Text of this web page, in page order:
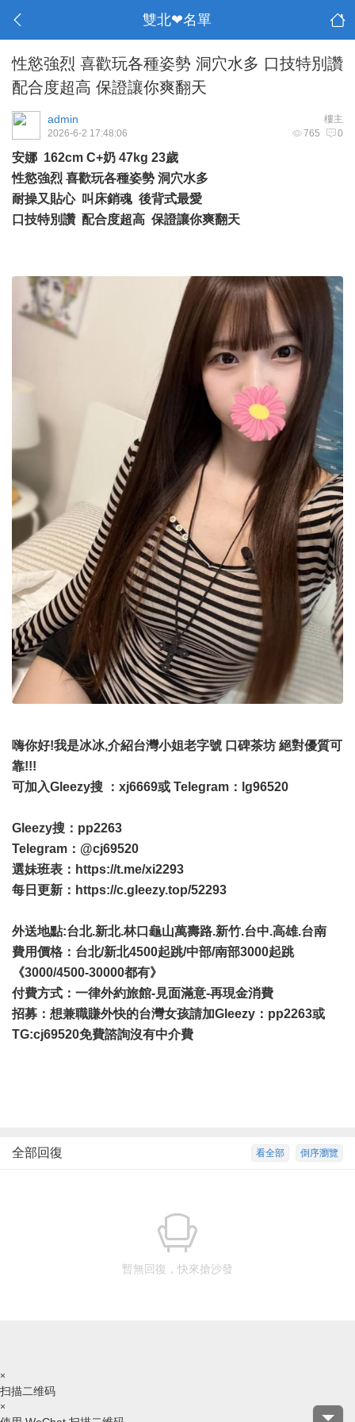
雙北❤名單
性慾強烈 喜歡玩各種姿勢 洞穴水多 口技特別讚
配合度超高 保證讓你爽翻天
樓主
admin
765 0
2026-6-2 17:48:06
安娜 162cm C+奶 47kg 23歲
性慾強烈 喜歡玩各種姿勢 洞穴水多
耐操又貼心 叫床銷魂 後背式最愛
口技特別讚 配合度超高 保證讓你爽翻天
嗨你好!我是冰冰,介紹台灣小姐老字號 口碑茶坊 絕對優質可
靠!!!
可加入Gleezy搜 ：xj6669或 Telegram：lg96520
Gleezy搜：pp2263
Telegram：@cj69520
選妹班表： https://t.me/xi2293
每日更新： https://c.gleezy.top/52293
外送地點:台北.新北.林口龜山萬壽路.新竹.台中.高雄.台南
費用價格：台北/新北4500起跳/中部/南部3000起跳
《3000/4500-30000都有》
付費方式：一律外約旅館-見面滿意-再現金消費
招募：想兼職賺外快的台灣女孩請加Gleezy：pp2263或
TG:cj69520免費諮詢沒有中介費
倒序瀏覽
看全部
全部回復
暫無回復，快來搶沙發
×
扫描二维码
×